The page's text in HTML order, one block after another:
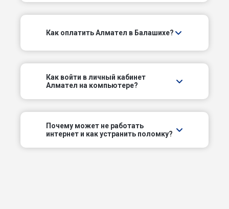
ул Евстафьева
ул Живописная
ул Западная
ул Заречная
Как оплатить Алмател в Балашихе?
Как войти в личный кабинет
Алмател на компьютере?
Почему может не работать
интернет и как устранить поломку?